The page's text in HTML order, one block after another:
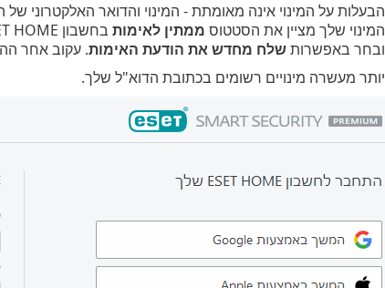
הבעלות על המינוי אינה מאומתת - המינוי והדואר האלקטרוני
המינוי שלך מציין את הסטטוס ממתין לאימותבחשבון ESET HOME שלך. במקטע
ובחר באפשרותשלח מחדש את הודעת האימות. עקוב אחר
יותר מעשרה מינויים רשומים בכתובת הדוא"ל שלך.